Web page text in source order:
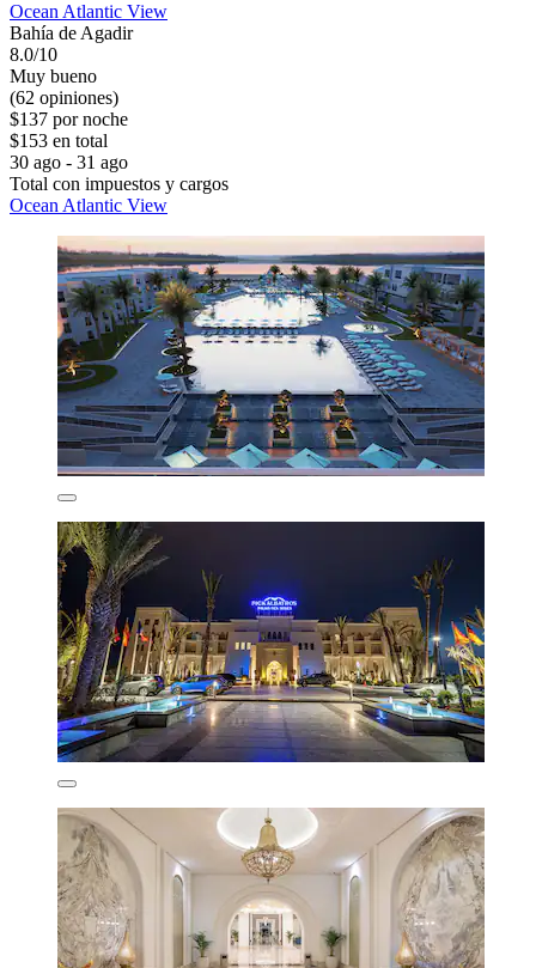
Ocean Atlantic View
Bahía de Agadir
8.0/10
Muy bueno
(62 opiniones)
$137 por noche
$153 en total
30 ago - 31 ago
Total con impuestos y cargos
Ocean Atlantic View